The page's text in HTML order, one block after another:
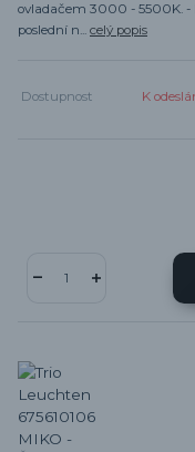
ovladačem 3000 - 5500K. -
poslední n... celý popis
Dostupnost K